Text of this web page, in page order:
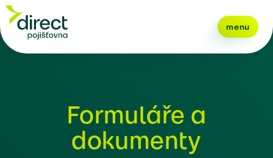
menu
Formuláře a
dokumenty